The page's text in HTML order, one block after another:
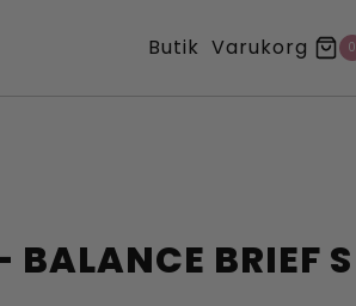
Butik Varukorg 0
BRIEF S